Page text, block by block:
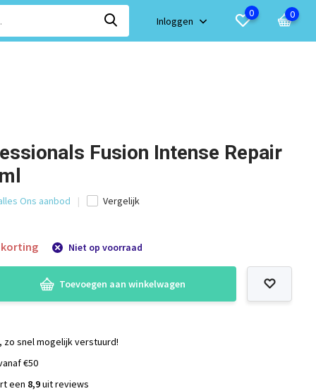
Inloggen
0 0
Fusion Intense Repair
Ons aanbod Vergelijk
korting Niet op voorraad
Toevoegen aan winkelwagen
zo snel mogelijk verstuurd!
€50
een 8,9uit reviews